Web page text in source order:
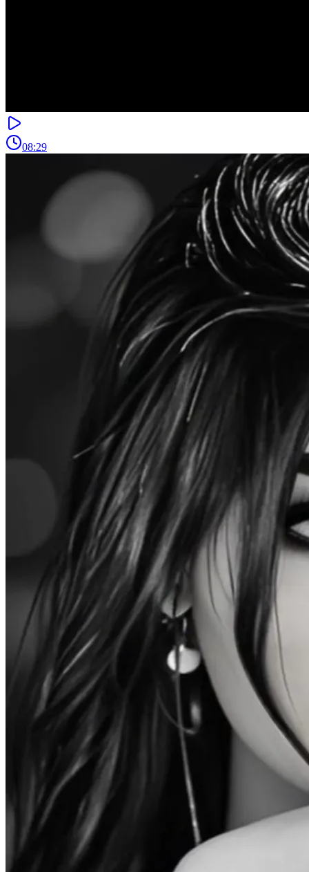
08:29